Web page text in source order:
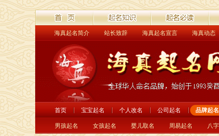
起名解读 起名必读 经
海真起名简介 站长致辞 海真起名宣言 海真动态
首页 宝宝起名 个人改名 公司起名 品牌起名
男孩起名 女孩起名 婴儿取名 周易起名 八